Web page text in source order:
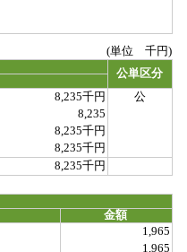
(単位 千円)
公単区分
8,235千円
公
8,235
8,235千円
8,235千円
8,235千円
金額
1,965
1,965